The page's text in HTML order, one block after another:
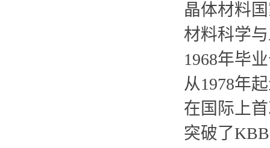
晶体材料
材料科学
1968年毕
从1978年
在国际上
突破了